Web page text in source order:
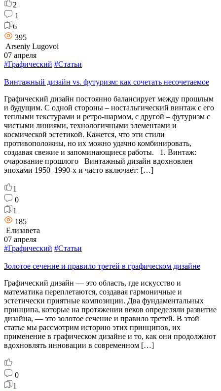
2
1
6
395
Arseniy Lugovoi
07 апреля
#Графический #Статьи
Винтажный дизайн vs. футуризм: как сочетать несочетаемое
Графический дизайн постоянно балансирует между прошлым
и будущим. С одной стороны – ностальгический винтаж с его
теплыми текстурами и ретро-шармом, с другой – футуризм с
чистыми линиями, технологичными элементами и
космической эстетикой. Кажется, что эти стили
противоположны, но их можно удачно комбинировать,
создавая свежие и запоминающиеся работы. 1. Винтаж:
очарование прошлого Винтажный дизайн вдохновлен
эпохами 1950–1990-х и часто включает: […]
1
0
1
185
Елизавета
07 апреля
#Графический #Статьи
Золотое сечение и правило третей в графическом дизайне
Графический дизайн — это область, где искусство и
математика переплетаются, создавая гармоничные и
эстетически приятные композиции. Два фундаментальных
принципа, которые на протяжении веков определяли развитие
дизайна, — это золотое сечение и правило третей. В этой
статье мы рассмотрим историю этих принципов, их
применение в графическом дизайне и то, как они продолжают
вдохновлять инновации в современном […]
0
1